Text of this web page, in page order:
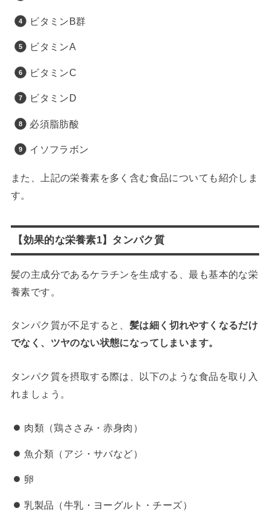
ビタミンB群
ビタミンA
ビタミンC
ビタミンD
必須脂肪酸
イソフラボン
また、上記の栄養素を多く含む食品についても紹介しま
す。
【効果的な栄養素1】タンパク質
髪の主成分であるケラチンを生成する、最も基本的な栄
養素です。
タンパク質が不足すると、 髪は細く切れやすくなるだけ
でなく、ツヤのない状態になってしまいます。
タンパク質を摂取する際は、以下のような食品を取り入
れましょう。
肉類（鶏ささみ・赤身肉）
魚介類（アジ・サバなど）
卵
乳製品（牛乳・ヨーグルト・チーズ）